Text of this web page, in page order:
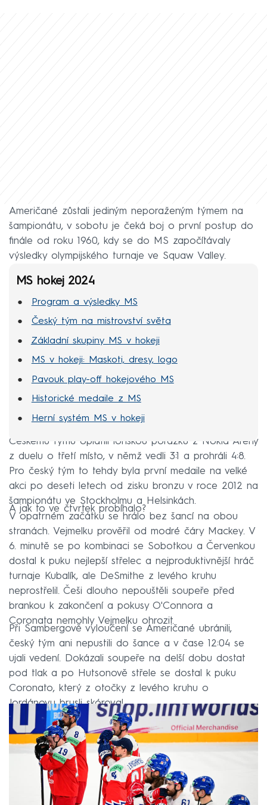
Američané zůstali jediným neporaženým týmem na
šampionátu, v sobotu je čeká boj o první postup do
finále od roku 1960, kdy se do MS započítávaly
výsledky olympijského turnaje ve Squaw Valley.
MS hokej 2024
Program a výsledky MS
Český tým na mistrovství světa
Základní skupiny MS v hokeji
MS v hokeji: Maskoti, dresy, logo
Pavouk play-off hokejového MS
Historické medaile z MS
Herní systém MS v hokeji
Českému týmu oplatili loňskou porážku z Nokia Areny
z duelu o třetí místo, v němž vedli 3:1 a prohráli 4:8.
Pro český tým to tehdy byla první medaile na velké
akci po deseti letech od zisku bronzu v roce 2012 na
šampionátu ve Stockholmu a Helsinkách.
A jak to ve čtvrtek probíhalo?
V opatrném začátku se hrálo bez šancí na obou
stranách. Vejmelku prověřil od modré čáry Mackey. V
6. minutě se po kombinaci se Sobotkou a Červenkou
dostal k puku nejlepší střelec a nejproduktivnější hráč
turnaje Kubalík, ale DeSmithe z levého kruhu
neprostřelil. Češi dlouho nepouštěli soupeře před
brankou k zakončení a pokusy O'Connora a
Coronata nemohly Vejmelku ohrozit.
Při Sambergově vyloučení se Američané ubránili,
český tým ani nepustili do šance a v čase 12:04 se
ujali vedení. Dokázali soupeře na delší dobu dostat
pod tlak a po Hutsonově střele se dostal k puku
Coronato, který z otočky z levého kruhu o
Jordánovu brusli skóroval.